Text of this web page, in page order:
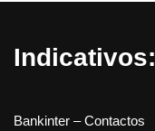
Indicativos:
Bankinter – Contactos